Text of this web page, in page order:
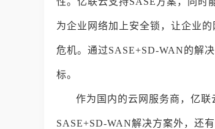
为企业网络加上安全锁，让企业
危机。通过SASE+SD-WAN的解
标。
作为国内的云网服务商，亿
SASE+SD-WAN解决方案外，还